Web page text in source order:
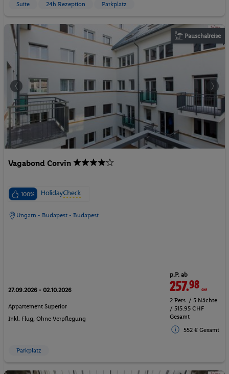
Suite 24h Rezeption Parkplatz
Pauschalreise
Vagabond Corvin
100%
Ungarn - Budapest - Budapest
27.09.2026 - 02.10.2026
Appartement Superior
Inkl. Flug, Ohne Verpflegung
p.P. ab
257.98CHF
2 Pers. / 5 Nächte
/ 515.95 CHF
Gesamt
552 € Gesamt
Parkplatz